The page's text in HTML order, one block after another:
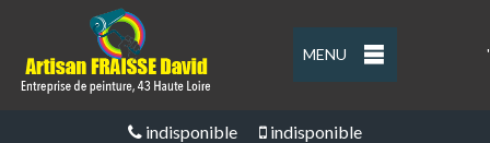
MENU '
indisponible indisponible